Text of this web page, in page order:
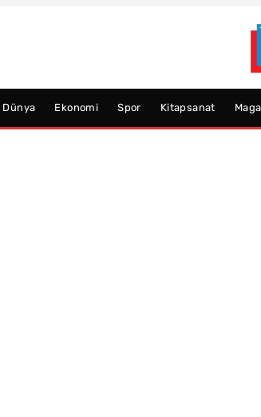
Dünya Ekonomi Spor Kitapsanat